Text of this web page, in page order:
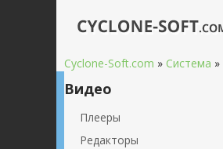
Cyclone-Soft.com » Система »
Видео
Плееры
Редакторы